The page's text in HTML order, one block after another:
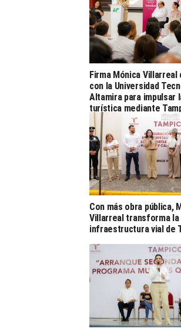
Firma Mónica Villarreal
con la Universidad
Altamira para impulsar
turística mediante
Con más obra pública,
Villarreal transforma la
infraestructura vial de